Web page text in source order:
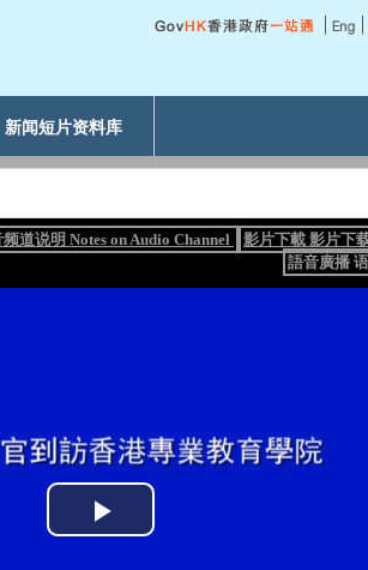
新闻短片资料库